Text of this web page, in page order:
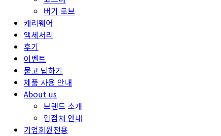
버기 로브
캐리웨어
액세서리
후기
이벤트
묻고 답하기
제품 사용 안내
About us
브랜드 소개
입점처 안내
기업회원전용